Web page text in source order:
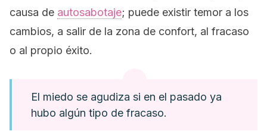
causa de autosabotaje; puede existir temor a los
cambios, a salir de la zona de confort, al fracaso
o al propio éxito.
El miedo se agudiza si en el pasado ya
hubo algún tipo de fracaso.